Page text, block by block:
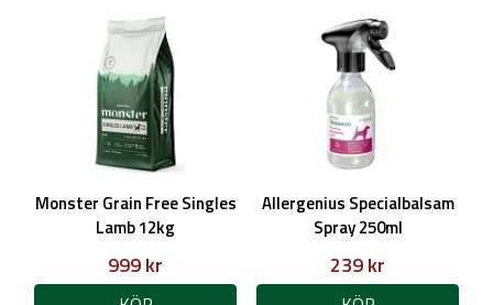
Monster Grain Free Singles
Lamb 12kg
999 kr
Allergenius Specialbalsam
Spray 250ml
239 kr